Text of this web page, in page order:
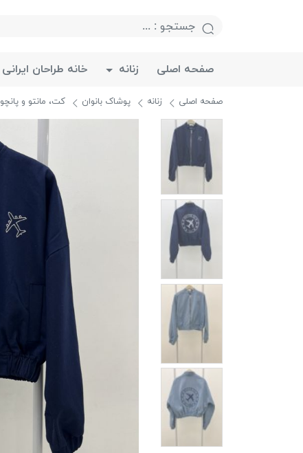
صفحه اصلی زنانه خانه طراحان ایرانی
صفحه اصلی زنانه پوشاک بانوان کت، مانتو و پانچو